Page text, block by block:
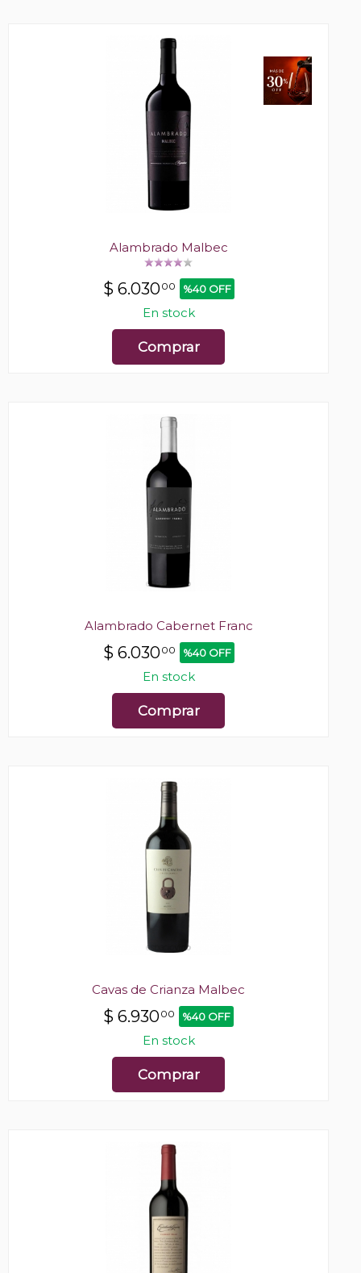
Alambrado Malbec
$ 6.03000 %40 OFF
En stock
Comprar
Alambrado Cabernet Franc
$ 6.03000 %40 OFF
En stock
Comprar
Cavas de Crianza Malbec
$ 6.93000 %40 OFF
En stock
Comprar